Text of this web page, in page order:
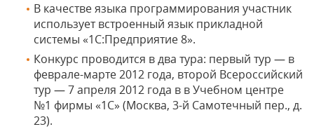
В качестве языка программирования участник
использует встроенный язык прикладной
системы «1С:Предприятие 8».
Конкурс проводится в два тура: первый тур — в
феврале-марте 2012 года, второй Всероссийский
тур — 7 апреля 2012 года в в Учебном центре
№1 фирмы «1C» (Москва, 3-й Самотечный пер., д.
23).